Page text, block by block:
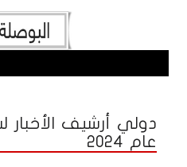
دولي أرشيف الأخبار
عام 2024